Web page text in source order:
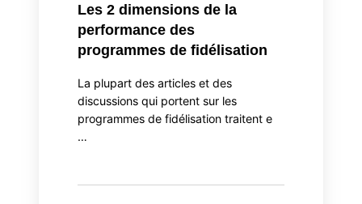
Les 2 dimensions de la
performance des
programmes de fidélisation
La plupart des articles et des
discussions qui portent sur les
programmes de fidélisation traitent e
…